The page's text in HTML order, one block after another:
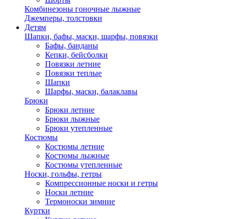
Комбинезоны гоночные лыжные
Джемперы, толстовки
Детям
Шапки, бафы, маски, шарфы, повязки
Бафы, банданы
Кепки, бейсболки
Повязки летние
Повязки теплые
Шапки
Шарфы, маски, балаклавы
Брюки
Брюки летние
Брюки лыжные
Брюки утепленные
Костюмы
Костюмы летние
Костюмы лыжные
Костюмы утепленные
Носки, гольфы, гетры
Компрессионные носки и гетры
Носки летние
Термоноски зимние
Куртки